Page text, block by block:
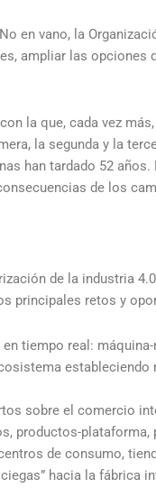
en vano, la
ampliar las opciones
la que, cada vez
la segunda y la
han tardado 52
de los
de la industria
principales retos y
tiempo real:
sobre el comercio
productos-
de consumo,
hacia la fábrica